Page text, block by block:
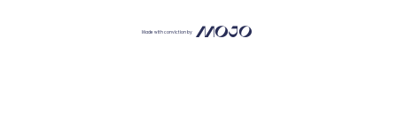
Made with conviction by